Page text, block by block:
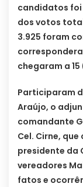
candidatos foi
dos votos
3.925 foram
chegaram a 15
Participaram
Araújo, o
comandante
Cel. Cirne,
presidente da
vereadores
fatos e